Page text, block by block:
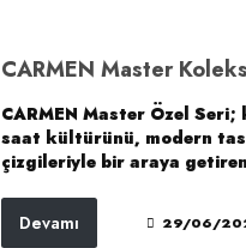
CARMEN Master Özel
saat kültürünü, modern
çizgileriyle bir araya
karakterine, Miyota
Devamı 29/06/